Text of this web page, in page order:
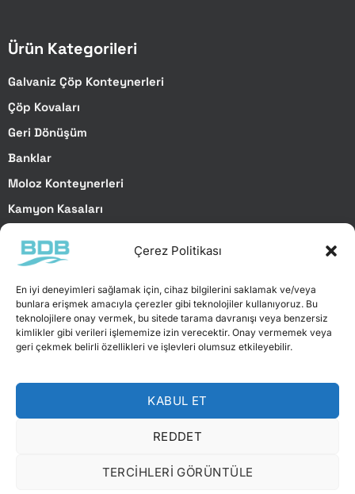
Çerez Politikası
En iyi deneyimleri sağlamak için, cihaz bilgilerini saklamak ve/veya
bunlara erişmek amacıyla çerezler gibi teknolojiler kullanıyoruz. Bu
teknolojilere onay vermek, bu sitede tarama davranışı veya benzersiz
kimlikler gibi verileri işlememize izin verecektir. Onay vermemek veya
geri çekmek belirli özellikleri ve işlevleri olumsuz etkileyebilir.
KABUL ET
REDDET
TERCIHLERI GÖRÜNTÜLE
Ürün Kategorileri
Galvaniz Çöp Konteynerleri
Çöp Kovaları
Geri Dönüşüm
Banklar
Moloz Konteynerleri
Kamyon Kasaları
Özel Hizmetler
Özel Projeler
Lazer Kesim